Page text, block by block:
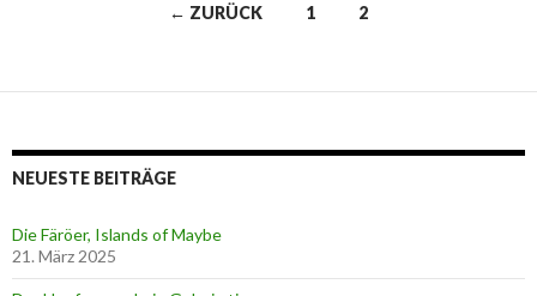
Navigation
← ZURÜCK 1 2
NEUESTE BEITRÄGE
Die Färöer, Islands of Maybe
21. März 2025